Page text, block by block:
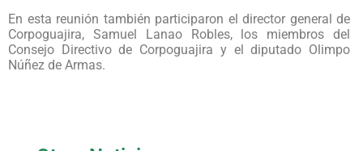
En esta reunión también participaron el director general de
Corpoguajira, Samuel Lanao Robles, los miembros del
Consejo Directivo de Corpoguajira y el diputado Olimpo
Núñez de Armas.